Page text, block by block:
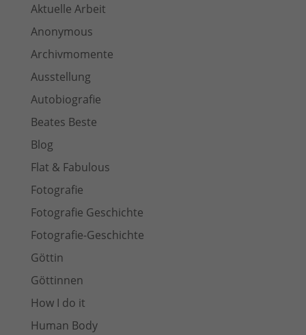
Aktuelle Arbeit
Anonymous
Archivmomente
Ausstellung
Autobiografie
Beates Beste
Blog
Flat & Fabulous
Fotografie
Fotografie Geschichte
Fotografie-Geschichte
Göttin
Göttinnen
How I do it
Human Body